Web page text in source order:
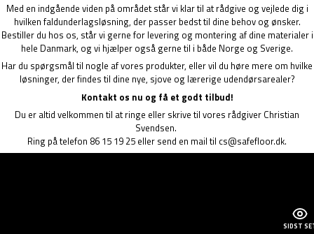
Med en indgående viden på området står vi klar til at rådgive og vejlede dig i
hvilken faldunderlagsløsning, der passer bedst til dine behov og ønsker.
Bestiller du hos os, står vi gerne for levering og montering af dine materialer i
hele Danmark, og vi hjælper også gerne til i både Norge og Sverige.
Har du spørgsmål til nogle af vores produkter, eller vil du høre mere om hvilke
løsninger, der findes til dine nye, sjove og lærerige udendørsarealer?
Kontakt os nu og få et godt tilbud!
Du er altid velkommen til at ringe eller skrive til vores rådgiver Christian
Svendsen.
Ring på telefon 86 15 19 25 eller send en mail til cs@safefloor.dk.
SIDST